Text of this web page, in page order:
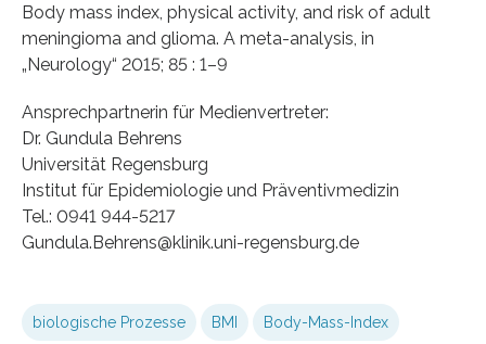
Body mass index, physical activity, and risk of adult
meningioma and glioma. A meta-analysis, in
„Neurology“ 2015; 85 : 1–9
Ansprechpartnerin für Medienvertreter:
Dr. Gundula Behrens
Universität Regensburg
Institut für Epidemiologie und Präventivmedizin
Tel.: 0941 944-5217
Gundula.Behrens@klinik.uni-regensburg.de
biologische Prozesse BMI Body-Mass-Index